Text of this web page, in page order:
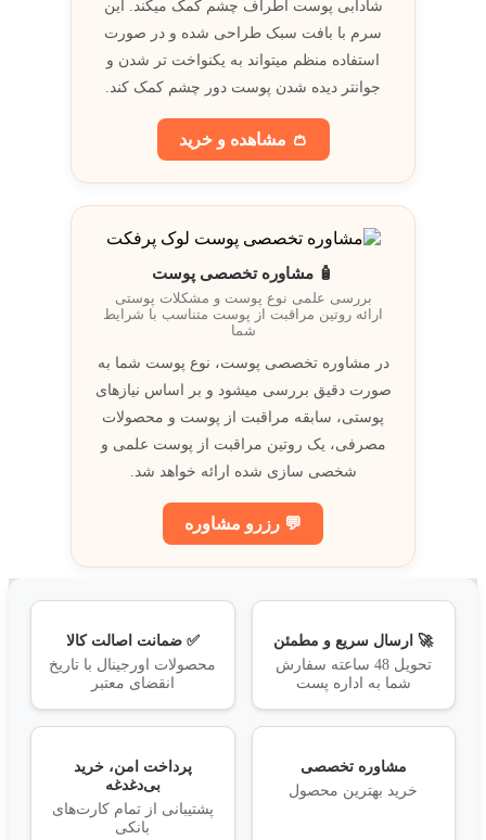
شادابی پوست اطراف چشم کمک میکند. اين
سرم با بافت سبک طراحی شده و در صورت
استفاده منظم ميتواند به يکنواخت تر شدن و
جوانتر ديده شدن پوست دور چشم کمک کند.
👛 مشاهده و خريد
🧴 مشاوره تخصصی پوست
بررسی علمی نوع پوست و مشکلات پوستی
ارائه روتين مراقبت از پوست متناسب با شرايط
شما
در مشاوره تخصصی پوست، نوع پوست شما به
صورت دقيق بررسی ميشود و بر اساس نيازهای
پوستی، سابقه مراقبت از پوست و محصولات
مصرفی، يک روتين مراقبت از پوست علمی و
شخصی سازی شده ارائه خواهد شد.
💬 رزرو مشاوره
🚀 ارسال سریع و مطمئن
تحویل 48 ساعته سفارش
شما به اداره پست
✅ ضمانت اصالت کالا
محصولات اورجینال با تاریخ
انقضای معتبر
مشاوره تخصصی
خرید بهترین محصول
پرداخت امن، خرید
بی‌دغدغه
پشتیبانی از تمام کارت‌های
بانکی